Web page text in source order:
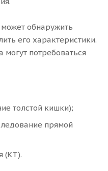
обнаружить
его характеристики.
потребоваться
толстой кишки);
прямой
(КТ).